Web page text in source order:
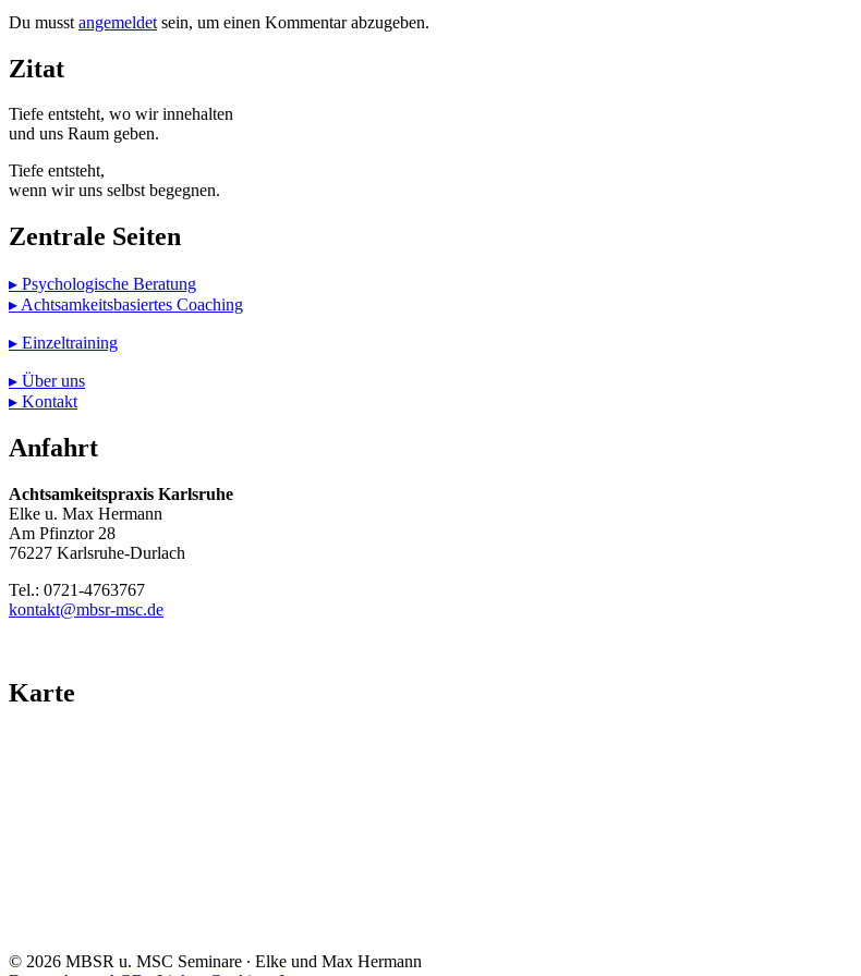
Du musst angemeldet sein, um einen Kommentar abzugeben.
Zitat
Tiefe entsteht, wo wir innehalten
und uns Raum geben.
Tiefe entsteht,
wenn wir uns selbst begegnen.
Zentrale Seiten
▸ Psychologische Beratung
▸ Achtsamkeitsbasiertes Coaching
▸ Einzeltraining
▸ Über uns
▸ Kontakt
Anfahrt
Achtsamkeitspraxis Karlsruhe
Elke u. Max Hermann
Am Pfinztor 28
76227 Karlsruhe-Durlach
Tel.: 0721-4763767
ed.csm-rsbm@tkatnok
Karte
© 2026 MBSR u. MSC Seminare ∙ Elke und Max Hermann